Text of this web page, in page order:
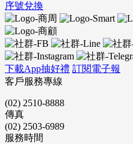
序號兌換
下載App抽好禮 訂閱電子報
客戶服務專線
(02) 2510-8888
傳真
(02) 2503-6989
服務時間